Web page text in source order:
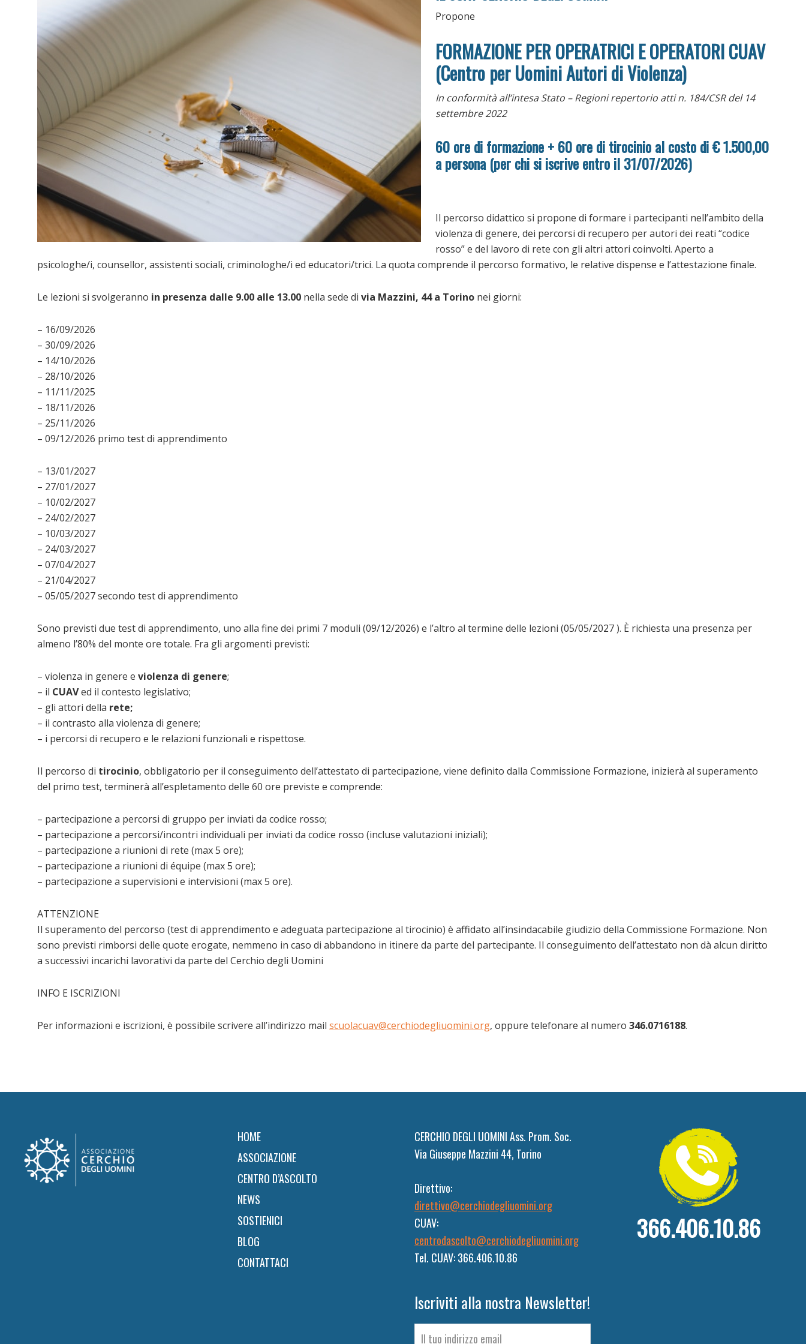
Propone
FORMAZIONE PER OPERATRICI E OPERATORI CUAV
(Centro per Uomini Autori di Violenza)
In conformità all’intesa Stato – Regioni repertorio atti n. 184/CSR del 14
settembre 2022
60 ore di formazione + 60 ore di tirocinio al costo di € 1.500,00
a persona (per chi si iscrive entro il 31/07/2026)
Il percorso didattico si propone di formare i partecipanti nell’ambito della
violenza di genere, dei percorsi di recupero per autori dei reati “codice
rosso” e del lavoro di rete con gli altri attori coinvolti. Aperto a
psicologhe/i, counsellor, assistenti sociali, criminologhe/i ed educatori/trici. La quota comprende il percorso formativo, le relative dispense e l’attestazione finale.
Le lezioni si svolgeranno in presenza dalle 9.00 alle 13.00 nella sede di via Mazzini, 44 a Torino nei giorni:
– 16/09/2026
– 30/09/2026
– 14/10/2026
– 28/10/2026
– 11/11/2025
– 18/11/2026
– 25/11/2026
– 09/12/2026 primo test di apprendimento
– 13/01/2027
– 27/01/2027
– 10/02/2027
– 24/02/2027
– 10/03/2027
– 24/03/2027
– 07/04/2027
– 21/04/2027
– 05/05/2027 secondo test di apprendimento
Sono previsti due test di apprendimento, uno alla fine dei primi 7 moduli (09/12/2026) e l’altro al termine delle lezioni (05/05/2027 ). È richiesta una presenza per
almeno l’80% del monte ore totale. Fra gli argomenti previsti:
– violenza in genere e violenza di genere;
– il CUAVed il contesto legislativo;
– gli attori della rete;
– il contrasto alla violenza di genere;
– i percorsi di recupero e le relazioni funzionali e rispettose.
Il percorso di tirocinio, obbligatorio per il conseguimento dell’attestato di partecipazione, viene definito dalla Commissione Formazione, inizierà al superamento
del primo test, terminerà all’espletamento delle 60 ore previste e comprende:
– partecipazione a percorsi di gruppo per inviati da codice rosso;
– partecipazione a percorsi/incontri individuali per inviati da codice rosso (incluse valutazioni iniziali);
– partecipazione a riunioni di rete (max 5 ore);
– partecipazione a riunioni di équipe (max 5 ore);
– partecipazione a supervisioni e intervisioni (max 5 ore).
ATTENZIONE
Il superamento del percorso (test di apprendimento e adeguata partecipazione al tirocinio) è affidato all’insindacabile giudizio della Commissione Formazione. Non
sono previsti rimborsi delle quote erogate, nemmeno in caso di abbandono in itinere da parte del partecipante. Il conseguimento dell’attestato non dà alcun diritto
a successivi incarichi lavorativi da parte del Cerchio degli Uomini
INFO E ISCRIZIONI
Per informazioni e iscrizioni, è possibile scrivere all’indirizzo mail scuolacuav@cerchiodegliuomini.org, oppure telefonare al numero 346.0716188.
Footer
HOME
ASSOCIAZIONE
CENTRO D’ASCOLTO
NEWS
SOSTIENICI
BLOG
CONTATTACI
CERCHIO DEGLI UOMINI Ass. Prom. Soc.
Via Giuseppe Mazzini 44, Torino
Direttivo:
direttivo@cerchiodegliuomini.org
CUAV:
centrodascolto@cerchiodegliuomini.org
Tel. CUAV: 366.406.10.86
Iscriviti alla nostra Newsletter!
366.406.10.86